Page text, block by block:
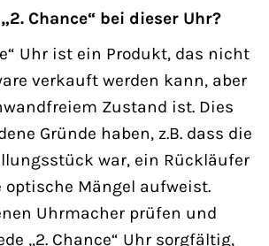
Chance“ bei dieser Uhr?
Uhr ist ein Produkt, das nicht
verkauft werden kann, aber
Zustand ist. Dies
Gründe haben, z.B. dass die
war, ein Rückläufer
optische Mängel aufweist.
Uhrmacher prüfen und
„2. Chance“ Uhr sorgfältig,